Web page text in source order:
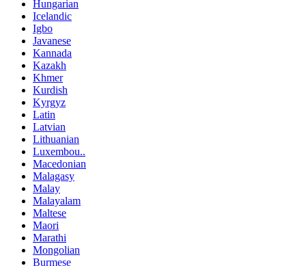
Hungarian
Icelandic
Igbo
Javanese
Kannada
Kazakh
Khmer
Kurdish
Kyrgyz
Latin
Latvian
Lithuanian
Luxembou..
Macedonian
Malagasy
Malay
Malayalam
Maltese
Maori
Marathi
Mongolian
Burmese